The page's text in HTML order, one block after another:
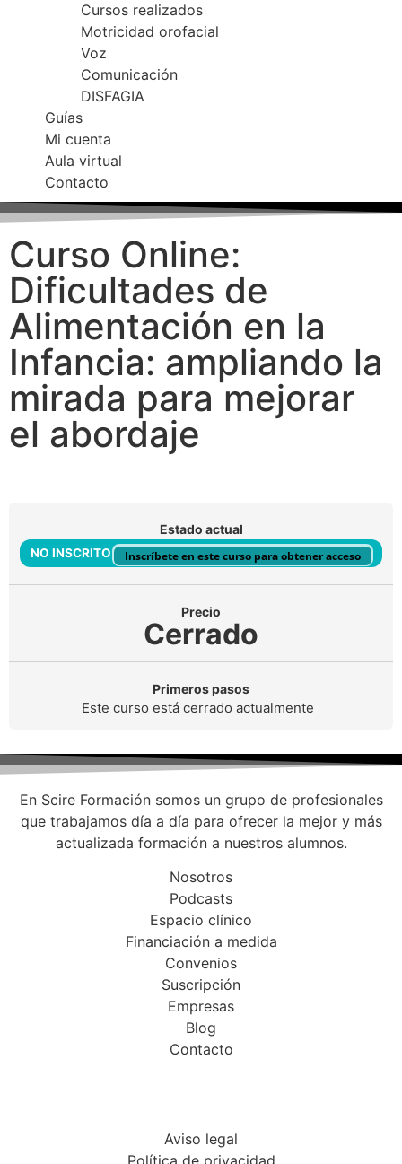
Cursos realizados
Motricidad orofacial
Voz
Comunicación
DISFAGIA
Guías
Mi cuenta
Aula virtual
Contacto
Curso Online:
Dificultades de
Alimentación en la
Infancia: ampliando la
mirada para mejorar
el abordaje
Estado actual
NO INSCRITO Inscríbete en este curso para obtener acceso
Precio
Cerrado
Primeros pasos
Este curso está cerrado actualmente
En Scire Formación somos un grupo de profesionales
que trabajamos día a día para ofrecer la mejor y más
actualizada formación a nuestros alumnos.
Nosotros
Podcasts
Espacio clínico
Financiación a medida
Convenios
Suscripción
Empresas
Blog
Contacto
Aviso legal